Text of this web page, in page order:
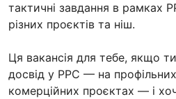
тактичні завдання в рамках
різних проєктів та ніш.
Ця вакансія для тебе, якщо
досвід у PPC — на
комерційних проєктах — і